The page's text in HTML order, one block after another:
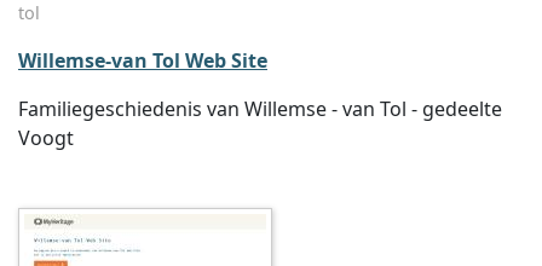
tol
Willemse-van Tol Web Site
Familiegeschiedenis van Willemse - van Tol - gedeelte
Voogt